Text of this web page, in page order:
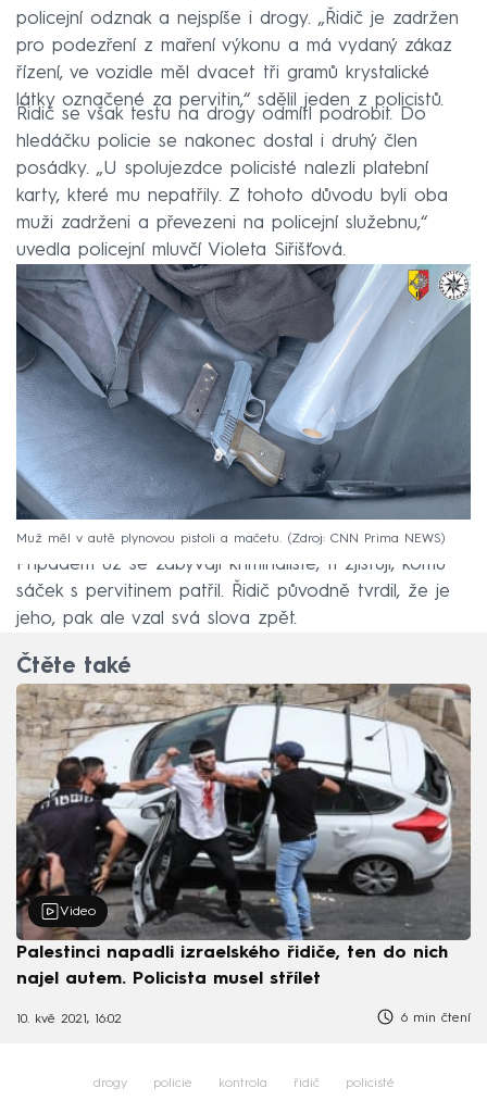
policejní odznak a nejspíše i drogy. „Řidič je zadržen
pro podezření z maření výkonu a má vydaný zákaz
řízení, ve vozidle měl dvacet tři gramů krystalické
látky označené za pervitin,“ sdělil jeden z policistů.
Řidič se však testu na drogy odmítl podrobit. Do
hledáčku policie se nakonec dostal i druhý člen
posádky. „U spolujezdce policisté nalezli platební
karty, které mu nepatřily. Z tohoto důvodu byli oba
muži zadrženi a převezeni na policejní služebnu,“
uvedla policejní mluvčí Violeta Siřišťová.
Muž měl v autě plynovou pistoli a mačetu. Zdroj: CNN Prima NEWS
Případem už se zabývají kriminalisté, ti zjišťují, komu
sáček s pervitinem patřil. Řidič původně tvrdil, že je
jeho, pak ale vzal svá slova zpět.
Čtěte také
Video
Palestinci napadli izraelského řidiče, ten do nich
najel autem. Policista musel střílet
10. kvě 2021, 16:02 6 min čtení
drogy policie kontrola řidič policisté